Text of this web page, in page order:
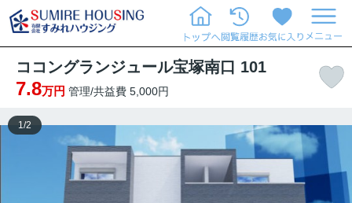
ココングランジュール宝塚南口 101
7.8万円 管理/共益費 5,000円
1 /2